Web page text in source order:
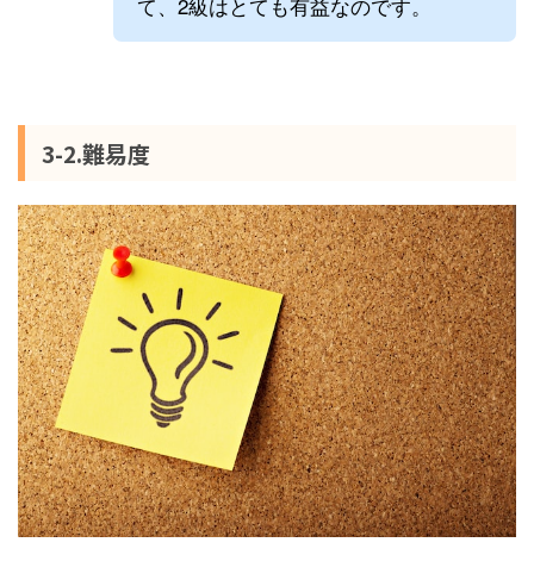
3-2.難易度